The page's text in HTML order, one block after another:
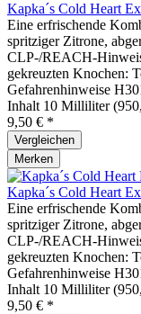
Kapka´s Cold Heart
Eine erfrischende
spritziger Zitrone,
CLP-/REACH-
gekreuzten Knochen:
Gefahrenhinweise
Inhalt 10 Milliliter
9,50 € *
Vergleichen
Merken
Kapka´s Cold Heart
Eine erfrischende
spritziger Zitrone,
CLP-/REACH-
gekreuzten Knochen:
Gefahrenhinweise
Inhalt 10 Milliliter
9,50 € *